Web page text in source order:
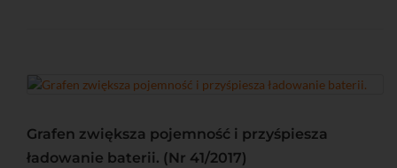
Grafen zwiększa pojemność i przyśpiesza
ładowanie baterii. (Nr 41/2017)